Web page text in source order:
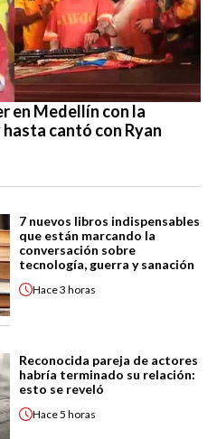
en Medellín con la
cantó con Ryan
7 nuevos libros indispensables
que están marcando la
conversación sobre
tecnología, guerra y sanación
Hace3 horas
Reconocida pareja de actores
habría terminado su relación:
esto se reveló
Hace5 horas